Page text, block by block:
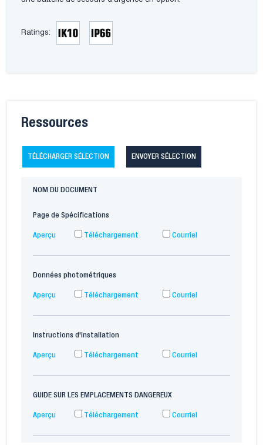
Ratings:
Ressources
TÉLÉCHARGER SÉLECTION ENVOYER SÉLECTION
NOM DU DOCUMENT
Page de Spécifications
Aperçu Téléchargement Courriel
Données photométriques
Aperçu Téléchargement Courriel
Instructions d'installation
Aperçu Téléchargement Courriel
GUIDE SUR LES EMPLACEMENTS DANGEREUX
Aperçu Téléchargement Courriel